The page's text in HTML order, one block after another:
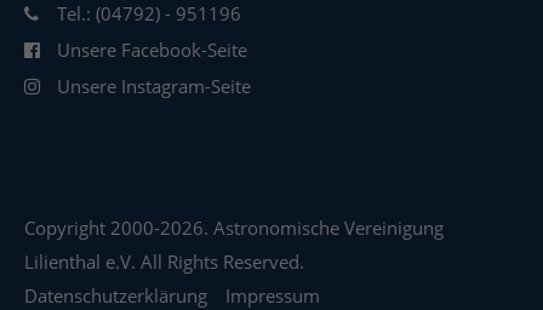
Tel.: (04792) - 951196
Unsere Facebook-Seite
Unsere Instagram-Seite
Copyright 2000-2026. Astronomische Vereinigung
Lilienthal e.V. All Rights Reserved.
Datenschutzerklärung
Impressum